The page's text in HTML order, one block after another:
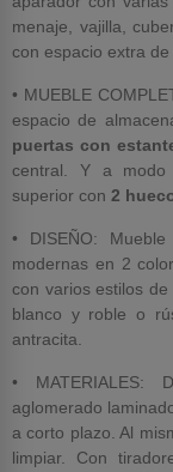
menaje, vajilla,
con espacio extra de
• MUEBLE
espacio de
puertas con
central. Y a modo
superior con 2
• DISEÑO:
modernas en 2
con varios estilos
blanco y roble o
antracita.
• MATERIALES:
aglomerado
a corto plazo. Al
limpiar. Con